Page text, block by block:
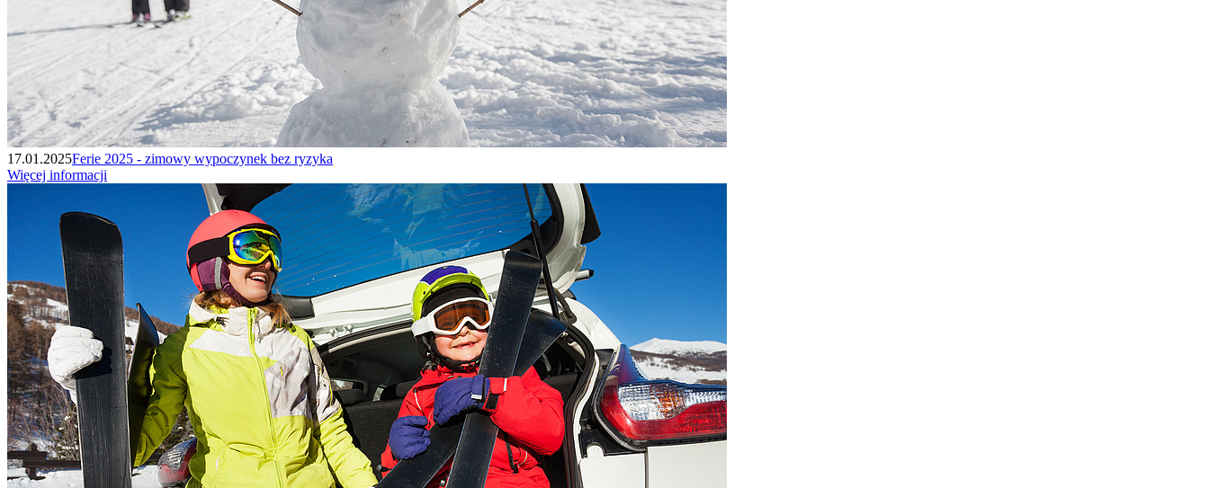
17.01.2025Ferie 2025 - zimowy wypoczynek bez ryzyka
Więcej informacji